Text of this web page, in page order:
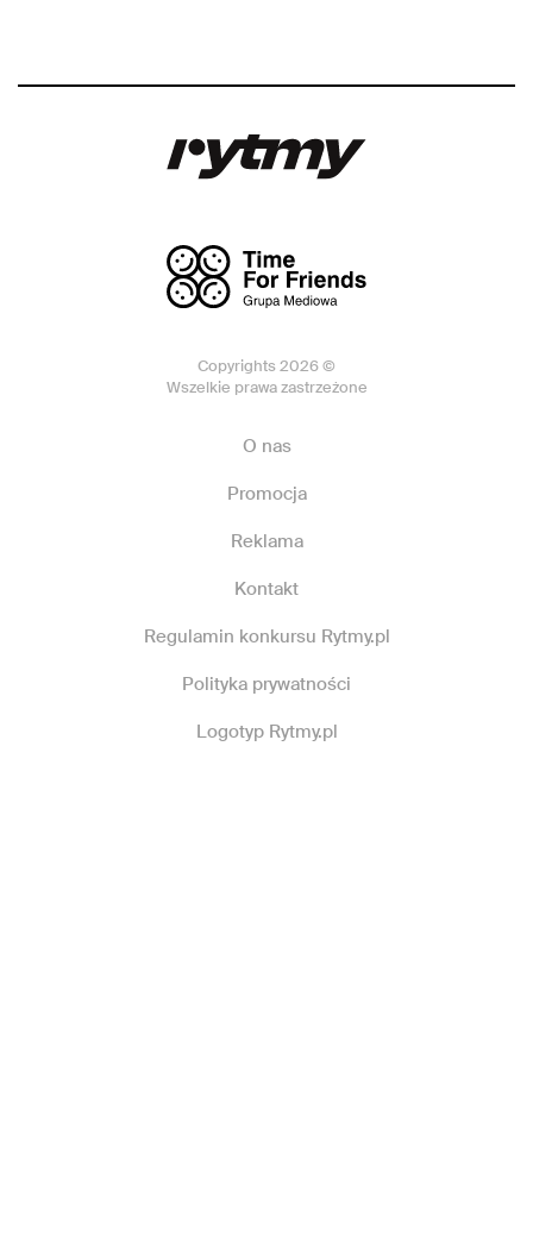
Copyrights 2026 ©
Wszelkie prawa zastrzeżone
O nas
Promocja
Reklama
Kontakt
Regulamin konkursu Rytmy.pl
Polityka prywatności
Logotyp Rytmy.pl